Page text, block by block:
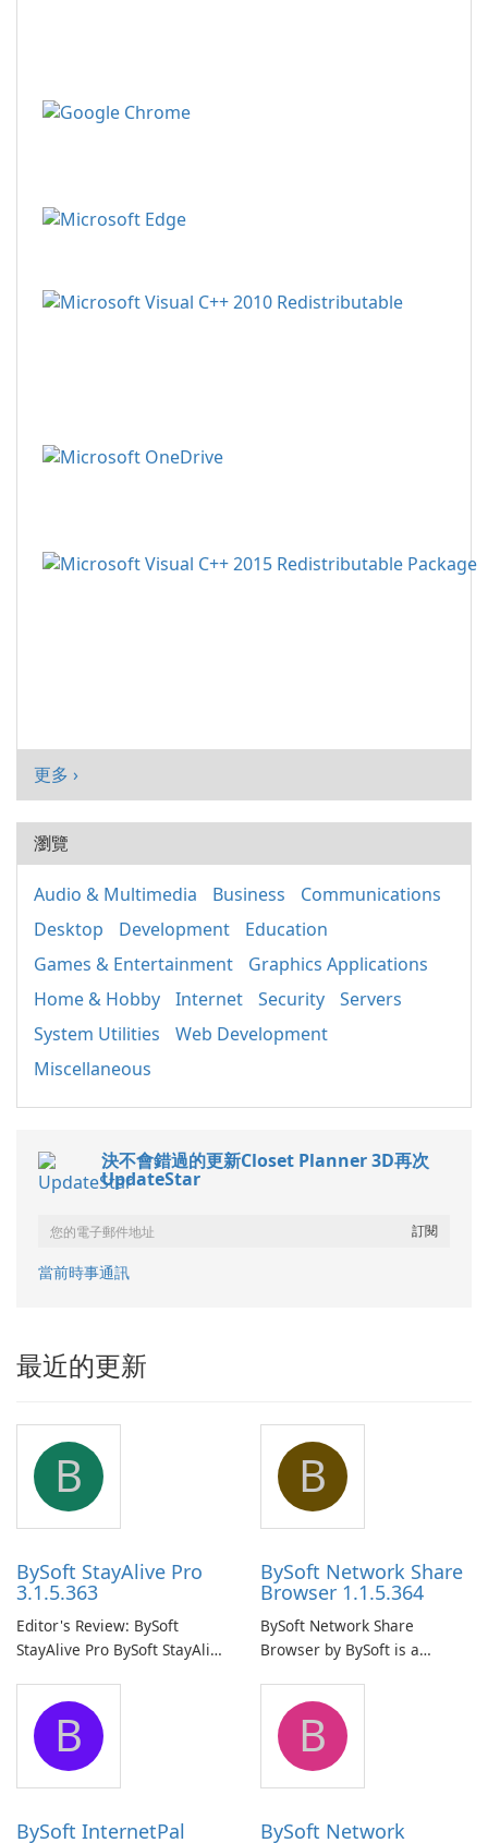
更多 ›
瀏覽
Audio & Multimedia Business
Communications
Desktop
Development
Education
Games & Entertainment
Graphics Applications
Home & Hobby
Internet Security
Servers
System Utilities
Web Development
Miscellaneous
決不會錯過的更新Closet Planner 3D再次
UpdateStar
當前時事通訊
最近的更新
B
BySoft StayAlive Pro
3.1.5.363
Editor's Review: BySoft
StayAlive Pro BySoft StayAlive
application designed to
ensure the continuous and
uninterrupted operation of
your computer system.
B
BySoft Network Share
Browser 1.1.5.364
BySoft Network Share
Browser by BySoft is a
application that allows users
to easily browse and manage
shared folders on their
network.
B
BySoft InternetPal
B
BySoft Network